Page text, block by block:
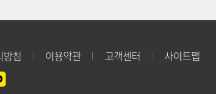
방침 이용약관 고객센터 사이트맵